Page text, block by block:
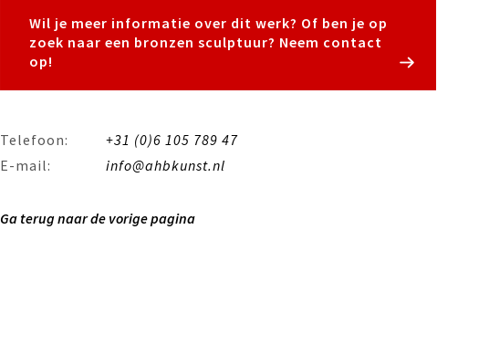
Wil je meer informatie over dit werk? Of ben je op
zoek naar een bronzen sculptuur? Neem contact
op!
Telefoon:
+31 (0)6 105 789 47
E-mail:
info@ahbkunst.nl
Ga terug naar de vorige pagina